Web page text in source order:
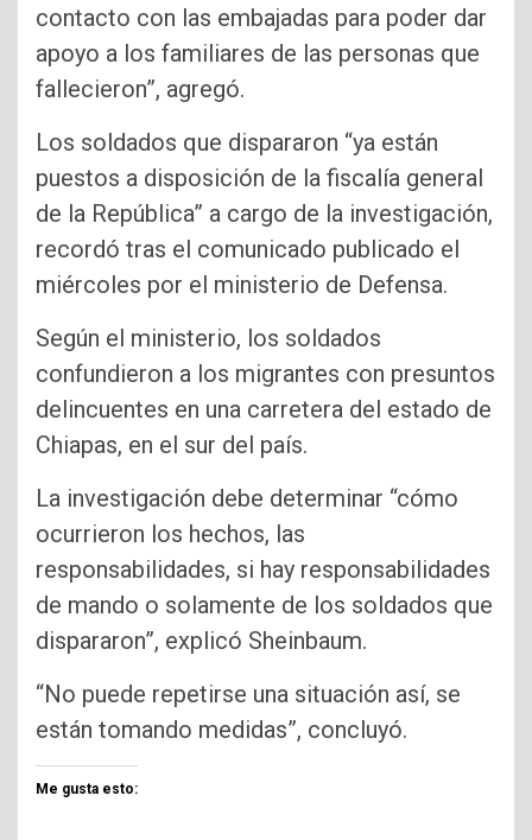
contacto con las embajadas para poder dar
apoyo a los familiares de las personas que
fallecieron”, agregó.
Los soldados que dispararon “ya están
puestos a disposición de la fiscalía general
de la República” a cargo de la investigación,
recordó tras el comunicado publicado el
miércoles por el ministerio de Defensa.
Según el ministerio, los soldados
confundieron a los migrantes con presuntos
delincuentes en una carretera del estado de
Chiapas, en el sur del país.
La investigación debe determinar “cómo
ocurrieron los hechos, las
responsabilidades, si hay responsabilidades
de mando o solamente de los soldados que
dispararon”, explicó Sheinbaum.
“No puede repetirse una situación así, se
están tomando medidas”, concluyó.
Me gusta esto: